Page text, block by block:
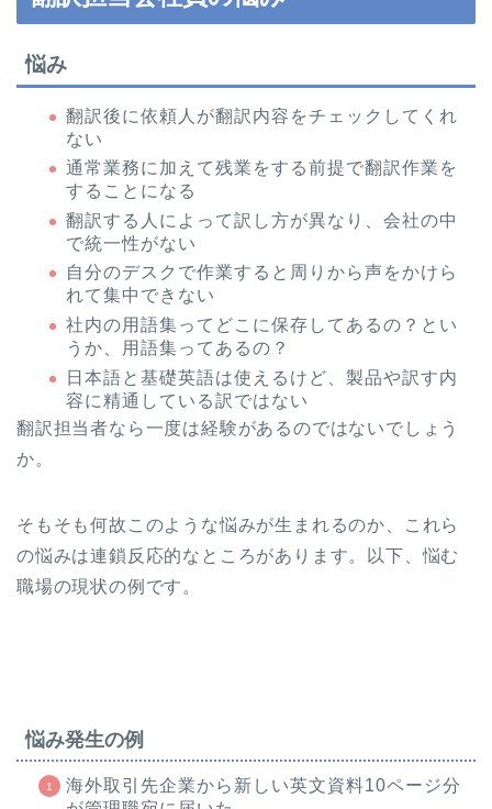
悩み
翻訳後に依頼人が翻訳内容をチェックしてくれ
ない
通常業務に加えて残業をする前提で翻訳作業を
することになる
翻訳する人によって訳し方が異なり、会社の中
で統一性がない
自分のデスクで作業すると周りから声をかけら
れて集中できない
社内の用語集ってどこに保存してあるの？とい
うか、用語集ってあるの？
日本語と基礎英語は使えるけど、製品や訳す内
容に精通している訳ではない
翻訳担当者なら一度は経験があるのではないでしょう
か。
そもそも何故このような悩みが生まれるのか、これら
の悩みは連鎖反応的なところがあります。以下、悩む
職場の現状の例です。
悩み発生の例
海外取引先企業から新しい英文資料10ページ分